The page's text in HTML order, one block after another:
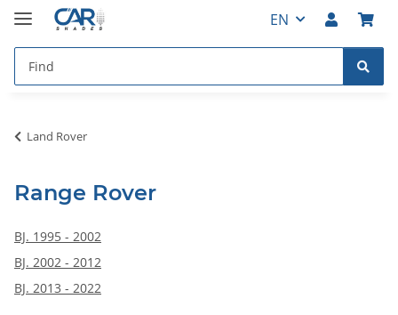
EN
Land Rover
Range Rover
BJ. 1995 - 2002
BJ. 2002 - 2012
BJ. 2013 - 2022